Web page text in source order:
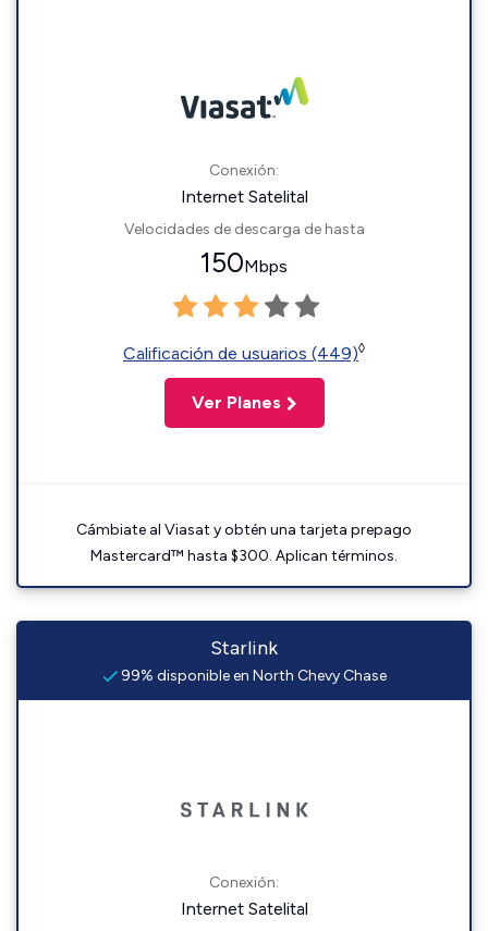
Conexión:
Internet Satelital
Velocidades de descarga de hasta
150Mbps
Calificación de usuarios (449)◊
Ver Planes
Cámbiate al Viasat y obtén una tarjeta prepago
Mastercard™ hasta $300. Aplican términos.
Starlink
99% disponible en North Chevy Chase
Conexión:
Internet Satelital